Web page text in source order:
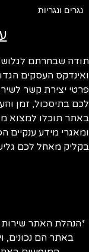
נגרים ונגריות
שבחרתם לגלוש
העסקים
יצירת קשר
בתיסכול, זמן
תוכלו למצוא
מידע ענקיים
מאחל לכם
האתר שירות
באתר הם נכונים,